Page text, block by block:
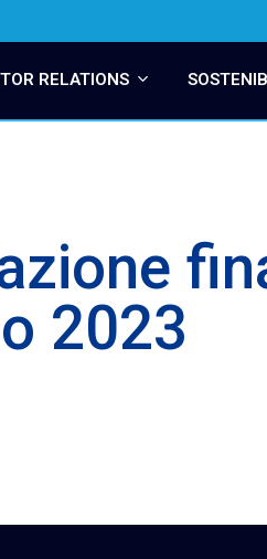
RELATIONS
2023